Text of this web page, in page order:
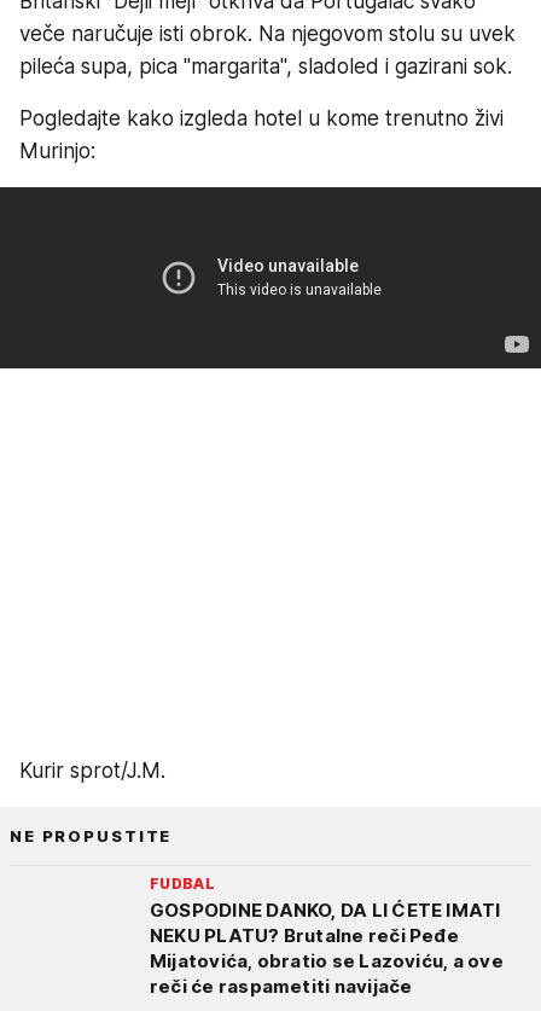
veče naručuje isti obrok. Na njegovom stolu su uvek
pileća supa, pica "margarita", sladoled i gazirani sok.
Pogledajte kako izgleda hotel u kome trenutno živi
Murinjo:
Kurir sprot/J.M.
NE PROPUSTITE
FUDBAL
GOSPODINE DANKO, DA LI ĆETE IMATI
NEKU PLATU? Brutalne reči Peđe
Mijatovića, obratio se Lazoviću, a ove
reči će raspametiti navijače